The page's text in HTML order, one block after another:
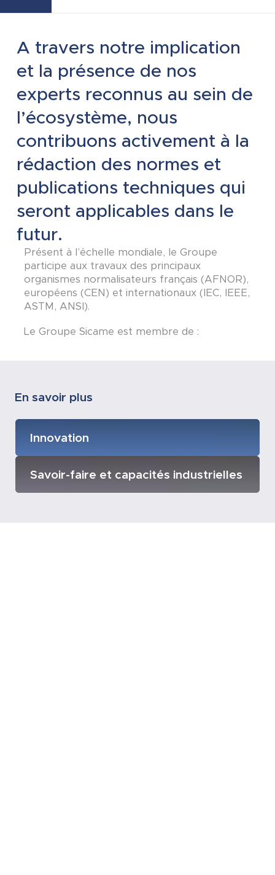
A travers notre implication
et la présence de nos
experts reconnus au sein de
l’écosystème, nous
contribuons activement à la
rédaction des normes et
publications techniques qui
seront applicables dans le
futur.
Présent à l’échelle mondiale, le Groupe
participe aux travaux des principaux
organismes normalisateurs français (AFNOR),
européens (CEN) et internationaux (IEC, IEEE,
ASTM, ANSI).
Le Groupe Sicame est membre de :
En savoir plus
Innovation
Savoir-faire et capacités industrielles